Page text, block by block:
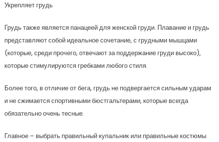
Укрепляет грудь
Грудь также является панацеей для женской груди. Плавание и грудь
представляют собой идеальное сочетание, с грудными мышцами
(которые, среди прочего, отвечают за поддержание груди высоко),
которые стимулируются гребками любого стиля.
Более того, в отличие от бега, грудь не подвергается сильным ударам
и не сжимается спортивными бюстгальтерами, которые всегда
обязательно очень тесные.
Главное – выбрать правильный купальник или правильные костюмы